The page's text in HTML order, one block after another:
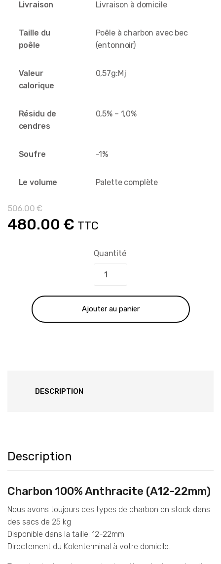
Livraison Livraison à domicile
Taille du
poêle
Poêle à charbon avec bec
(entonnoir)
Valeur
calorique
0,57g:Mj
Résidu de
cendres
0,5% – 1,0%
Soufre -1%
Le volume Palette complète
506.00€
Le
était :
506.00 €.
480.00 €Le
prix
actuel
est :
480.00 €.
TTC
Quantité
Ajouter au panier
DESCRIPTION
Description
Charbon 100% Anthracite (A12-22mm)
Nous avons toujours ces types de charbon en stock dans
des sacs de 25 kg
Disponible dans la taille: 12-22mm
Directement du Kolenterminal à votre domicile.